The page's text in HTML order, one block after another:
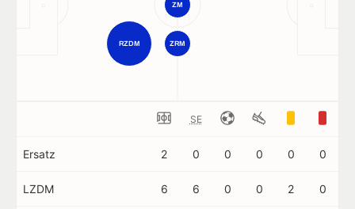
RZDM
ZM
ZRM
SE
Ersatz 2 0 0 0 0 0
LZDM 6 6 0 0 2 0